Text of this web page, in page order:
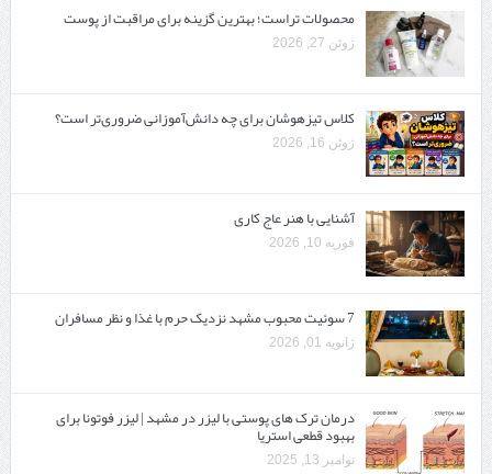
محصولات تراست؛ بهترین گزینه برای مراقبت از پوست
ژوئن 27, 2026
کلاس تیزهوشان برای چه دانش‌آموزانی ضروری‌تر است؟
ژوئن 16, 2026
آشنایی با هنر عاج کاری
فوریه 10, 2026
7 سوئیت محبوب مشهد نزدیک حرم با غذا و نظر مسافران
ژانویه 01, 2026
درمان ترک های پوستی با لیزر در مشهد | لیزر فوتونا برای
بهبود قطعی استریا
نوامبر 13, 2025